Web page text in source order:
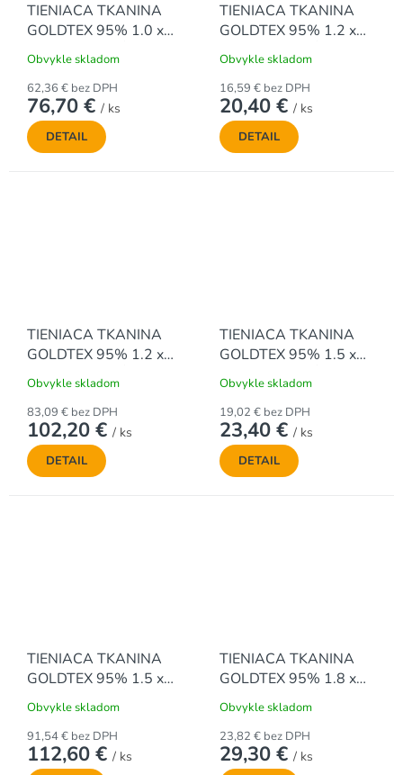
TIENIACA TKANINA
GOLDTEX 95% 1.0 x
50 m - ZELENÁ
Obvykle skladom
62,36 € bez DPH
76,70 € / ks
DETAIL
TIENIACA TKANINA
GOLDTEX 95% 1.2 x
10 m - ZELENÁ
Obvykle skladom
16,59 € bez DPH
20,40 € / ks
DETAIL
TIENIACA TKANINA
GOLDTEX 95% 1.2 x
50 m - ZELENÁ
Obvykle skladom
83,09 € bez DPH
102,20 € / ks
DETAIL
TIENIACA TKANINA
GOLDTEX 95% 1.5 x
10 m - ZELENÁ
Obvykle skladom
19,02 € bez DPH
23,40 € / ks
DETAIL
TIENIACA TKANINA
GOLDTEX 95% 1.5 x
50 m - ZELENÁ
Obvykle skladom
91,54 € bez DPH
112,60 € / ks
TIENIACA TKANINA
GOLDTEX 95% 1.8 x
10 m - ZELENÁ
Obvykle skladom
23,82 € bez DPH
29,30 € / ks